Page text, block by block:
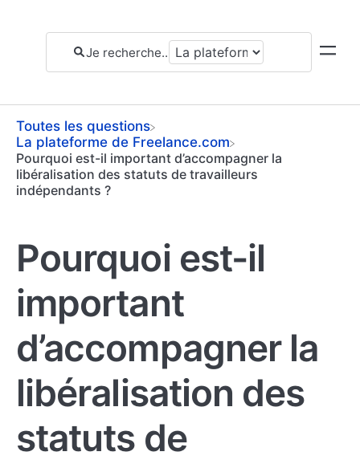
Toutes les questions
​La plateforme de Freelance.com
Pourquoi est-il important d’accompagner la
libéralisation des statuts de travailleurs
indépendants ?
Pourquoi est-il
important
d’accompagner la
libéralisation des
statuts de